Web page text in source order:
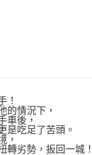
！
的情況下，
車後，
是吃足了苦頭。
，
轉劣勢，扳回一城！